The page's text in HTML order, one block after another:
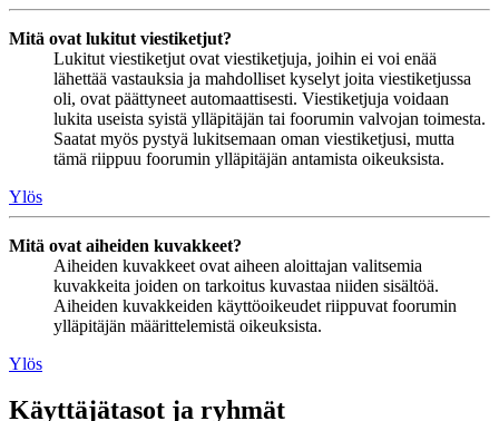
Mitä ovat lukitut viestiketjut?
Lukitut viestiketjut ovat viestiketjuja, joihin ei voi enää
lähettää vastauksia ja mahdolliset kyselyt joita viestiketjussa
oli, ovat päättyneet automaattisesti. Viestiketjuja voidaan
lukita useista syistä ylläpitäjän tai foorumin valvojan toimesta.
Saatat myös pystyä lukitsemaan oman viestiketjusi, mutta
tämä riippuu foorumin ylläpitäjän antamista oikeuksista.
Ylös
Mitä ovat aiheiden kuvakkeet?
Aiheiden kuvakkeet ovat aiheen aloittajan valitsemia
kuvakkeita joiden on tarkoitus kuvastaa niiden sisältöä.
Aiheiden kuvakkeiden käyttöoikeudet riippuvat foorumin
ylläpitäjän määrittelemistä oikeuksista.
Ylös
Käyttäjätasot ja ryhmät